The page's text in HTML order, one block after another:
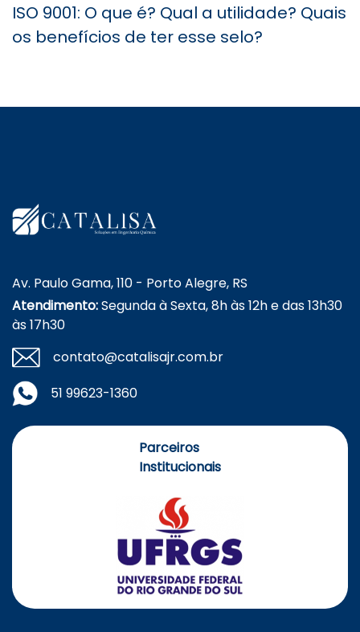
ISO 9001: O que é? Qual a utilidade? Quais
os benefícios de ter esse selo?
Av. Paulo Gama, 110 - Porto Alegre, RS
Atendimento:Segunda à Sexta, 8h às 12h e das 13h30
às 17h30
contato@catalisajr.com.br
51 99623-1360
Parceiros
Institucionais